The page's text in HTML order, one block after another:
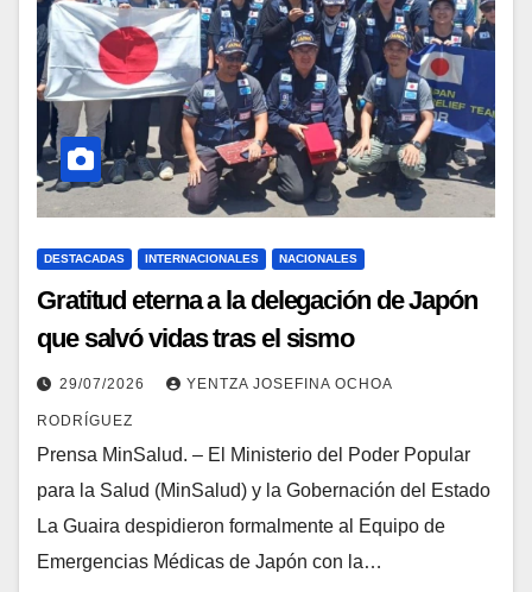
DESTACADAS INTERNACIONALES NACIONALES
Gratitud eterna a la delegación de Japón
que salvó vidas tras el sismo
29/07/2026 YENTZA JOSEFINA OCHOA
RODRÍGUEZ
Prensa MinSalud. – El Ministerio del Poder Popular
para la Salud (MinSalud) y la Gobernación del Estado
La Guaira despidieron formalmente al Equipo de
Emergencias Médicas de Japón con la…